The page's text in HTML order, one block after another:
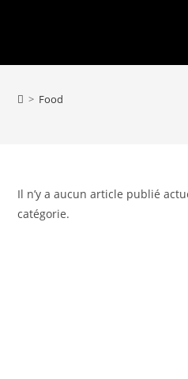
> Food
Il n’y a aucun article publié
catégorie.